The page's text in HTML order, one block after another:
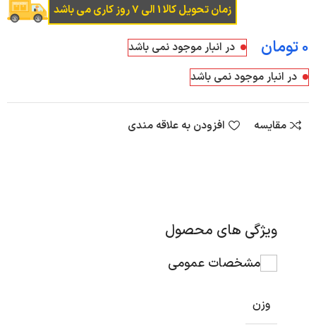
زمان تحویل کالا 1 الی 7 روز کاری می باشد
تومان
در انبار موجود نمی باشد
در انبار موجود نمی باشد
مقایسه افزودن به علاقه مندی
ویژگی های محصول
مشخصات عمومی
وزن